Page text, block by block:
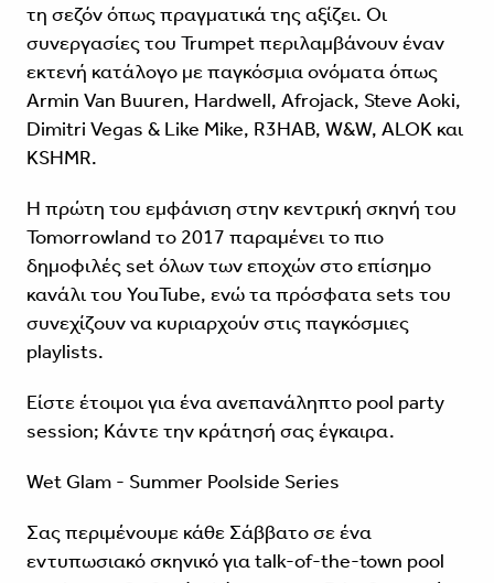
τη σεζόν όπως πραγματικά της αξίζει. Οι
συνεργασίες του Trumpet περιλαμβάνουν έναν
εκτενή κατάλογο με παγκόσμια ονόματα όπως
Armin Van Buuren, Hardwell, Afrojack, Steve Aoki,
Dimitri Vegas & Like Mike, R3HAB, W&W, ALOK και
KSHMR.
Η πρώτη του εμφάνιση στην κεντρική σκηνή του
Tomorrowland το 2017 παραμένει το πιο
δημοφιλές set όλων των εποχών στο επίσημο
κανάλι του YouTube, ενώ τα πρόσφατα sets του
συνεχίζουν να κυριαρχούν στις παγκόσμιες
playlists.
Είστε έτοιμοι για ένα ανεπανάληπτο pool party
session; Κάντε την κράτησή σας έγκαιρα.
Wet Glam - Summer Poolside Series
Σας περιμένουμε κάθε Σάββατο σε ένα
εντυπωσιακό σκηνικό για talk-of-the-town pool